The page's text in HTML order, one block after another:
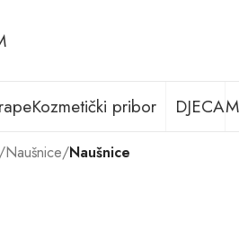
Kozmetički pribor DJECA
/Naušnice/Naušnice